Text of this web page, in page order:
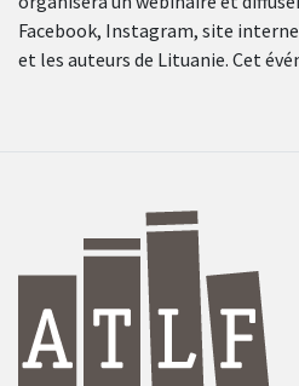
Facebook, Instagram, site
et les auteurs de Lituanie. Cet